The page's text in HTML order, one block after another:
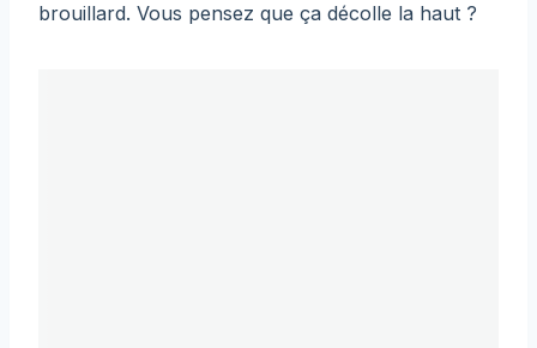
brouillard. Vous pensez que ça décolle la haut ?